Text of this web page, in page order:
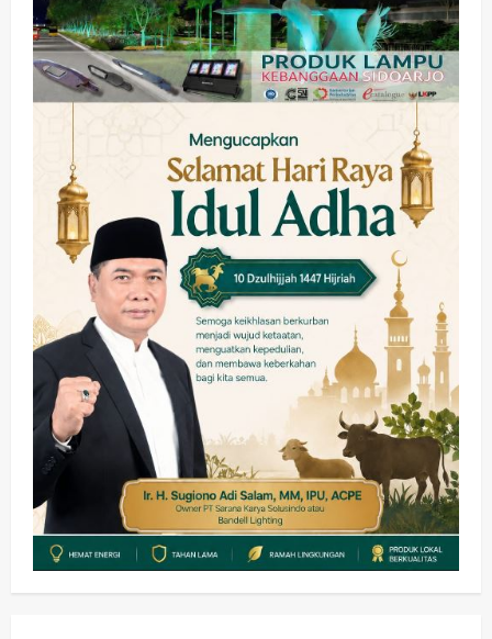
2
Soccer
wartanusa 5 Agustus 2026
Ekonomi Hiburan Pemerintahan
HOT NEWS: Ribuan Warga Wage
Tumplek Blek di Bazar Rakyat Jalan
Jambu, Borong Kuliner UMKM Sambil
Nonton Jaranan!
wartanusa 4 Agustus 2026
4
Keagamaan Pemerintahan
Pemkab Sidoarjo & Muhammadiyah
Sinergi Permudah Perizinan, Wakaf,
hingga Hibah
wartanusa 4 Agustus 2026
5
Keagamaan Pemerintahan
Hadir di Pengajian Qurrota A’yun,
Wabup Sidoarjo Minta Doa Jamaah
Agar Tetap Amanah Memimpin
wartanusa 4 Agustus 2026
Kesehatan Pembangunan
Pemerintahan
PANAS! Kalah Tender Proyek RSUD
Sibar Rp 9,9 M, Beranikah CV Tiga
Anugerah Utama Pertaruhkan